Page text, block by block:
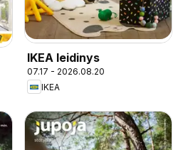
IKEA leidinys
07.17 - 2026.08.20
IKEA